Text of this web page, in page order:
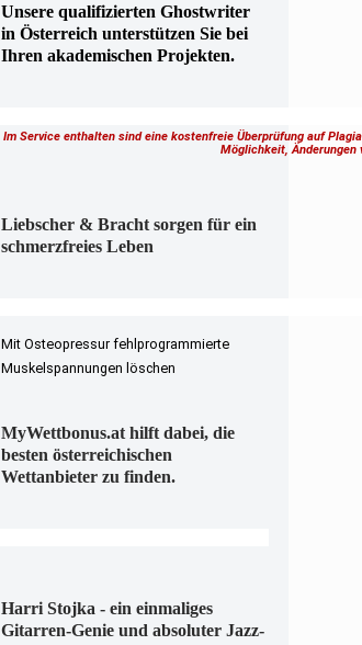
Unsere qualifizierten Ghostwriter
in Österreich unterstützen Sie bei
Ihren akademischen Projekten.
Im Service enthalten sind eine kostenfreie Überprüfung auf
Möglichkeit,
Liebscher & Bracht sorgen für ein
schmerzfreies Leben
Mit Osteopressur fehlprogrammierte
Muskelspannungen löschen
MyWettbonus.at hilft dabei, die
besten österreichischen
Wettanbieter zu finden.
Harri Stojka - ein einmaliges
Gitarren-Genie und absoluter Jazz-